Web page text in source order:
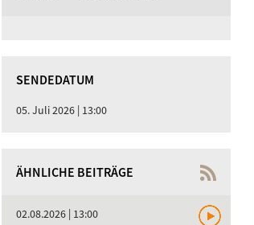
SENDEDATUM
05. Juli 2026 | 13:00
ÄHNLICHE BEITRÄGE
02.08.2026 | 13:00